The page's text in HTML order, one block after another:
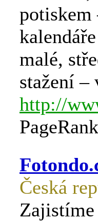
potiskem
malé,
stažení
http://
Česká